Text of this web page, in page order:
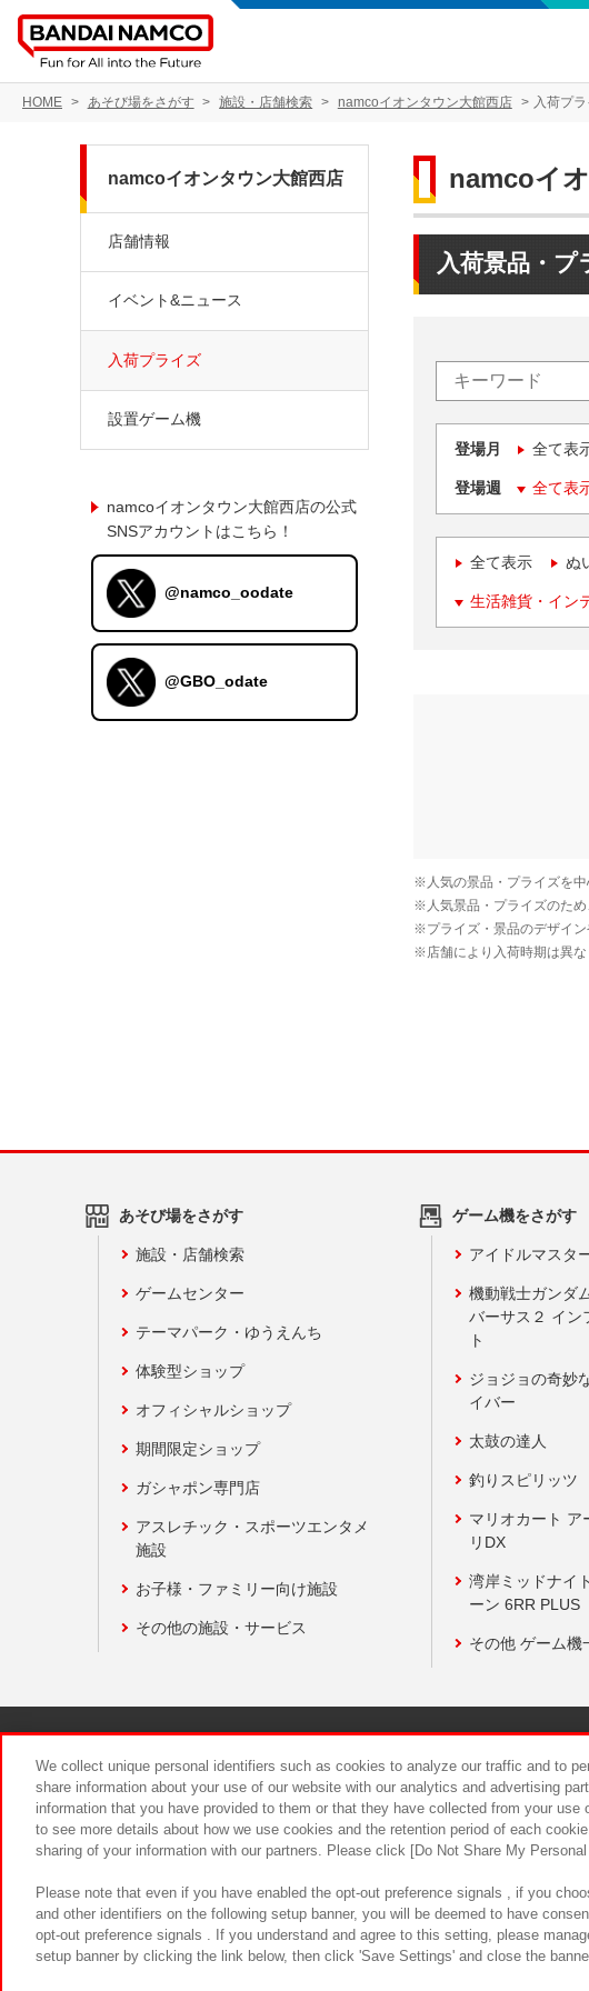
HOME あそび場をさがす 施設・店舗検索 namcoイオンタウン大館西店 入荷プ
namcoイ
入荷景品・プ
登場月 全て表
登場週 全て表
全て表示 ぬ
生活雑貨・イン
namcoイオンタウン大館西店
店舗情報
イベント&ニュース
入荷プライズ
設置ゲーム機
namcoイオンタウン大館西店の公式
SNSアカウントはこちら！
@namco_oodate
@GBO_odate
あそび場をさがす
施設・店舗検索
ゲームセンター
テーマパーク・ゆうえんち
体験型ショップ
オフィシャルショップ
期間限定ショップ
ガシャポン専門店
アスレチック・スポーツエンタメ
施設
お子様・ファミリー向け施設
その他の施設・サービス
ゲーム機をさがす
アイドルマスタ
機動戦士ガンダ
バーサス２ イン
ト
ジョジョの奇妙
イバー
太鼓の達人
釣りスピリッツ
マリオカート ア
リDX
湾岸ミッドナイ
ーン 6RR PLUS
その他 ゲーム機
食品のご提供について
We collect unique personal identifiers such as cookies to analyze our traffic and to
share information about your use of our website with our analytics and advertising
information that you have provided to them or that they have collected from your
to see more details about how we use cookies and the retention period of each
sharing of your information with our partners. Please click [Do Not Share My
Please note that even if you have enabled the opt-out preference signals , if you
and other identifiers on the following setup banner, you will be deemed to have
opt-out preference signals . If you understand and agree to this setting, please
setup banner by clicking the link below, then click 'Save Settings' and close the